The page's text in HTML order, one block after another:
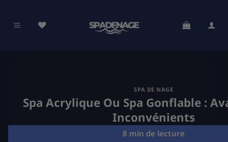
contenu
SPA DE NAGE
Spa Acrylique Ou Spa Gonflable :
Inconvénients